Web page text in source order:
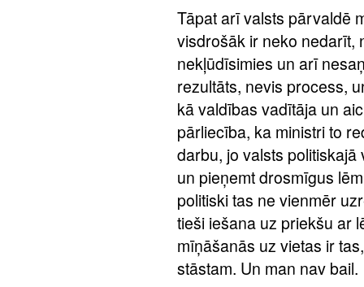
Tāpat arī valsts pārvaldē
visdrošāk ir neko nedarīt,
nekļūdīsimies un arī
rezultāts, nevis process,
kā valdības vadītāja un
pārliecība, ka ministri to
darbu, jo valsts
un pieņemt drosmīgus
politiski tas ne vienmēr
tieši iešana uz priekšu ar
mīņāšanās uz vietas ir
stāstam. Un man nav bail.